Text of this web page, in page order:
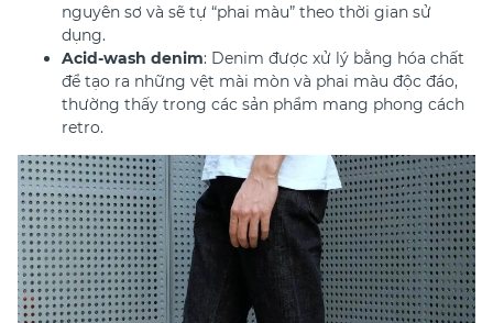
nguyên sơ và sẽ tự “phai màu” theo thời gian sử
dụng.
Acid-wash denim: Denim được xử lý bằng hóa chất
để tạo ra những vệt mài mòn và phai màu độc đáo,
thường thấy trong các sản phẩm mang phong cách
retro.